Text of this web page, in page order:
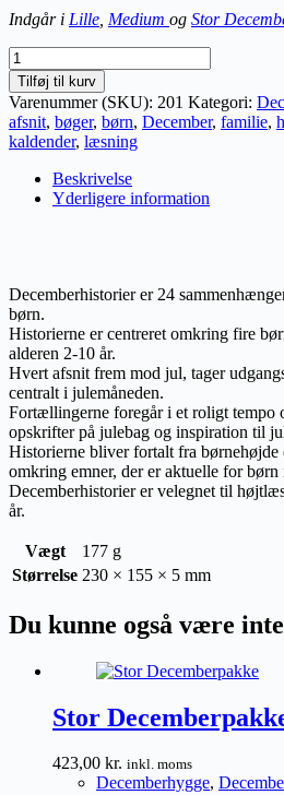
Indgår i Lille Medium og Stor
Decemberhistorier
antal
Tilføj til kurv
Varenummer (SKU): 201 Kategori:
afsnit, bøger, børn, December, familie,
kaldender, læsning
Beskrivelse
Yderligere information
Decemberhistorier er 24
børn.
Historierne er centreret omkring fire
alderen 2-10 år.
Hvert afsnit frem mod jul, tager
centralt i julemåneden.
Fortællingerne foregår i et roligt tempo
opskrifter på julebag og inspiration til
Historierne bliver fortalt fra børnehøjde
omkring emner, der er aktuelle for børn
Decemberhistorier er velegnet til
år.
Vægt
177 g
Størrelse 230 × 155 × 5 mm
Du kunne også være
Stor
423,00 kr. inkl. moms
Decemberhygge,